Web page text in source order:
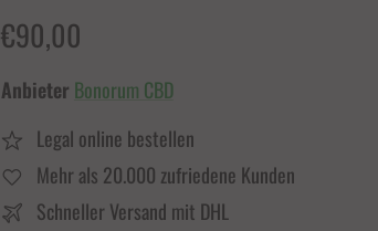
€90,00
Anbieter Bonorum CBD
Legal online bestellen
Mehr als 20.000 zufriedene Kunden
Schneller Versand mit DHL